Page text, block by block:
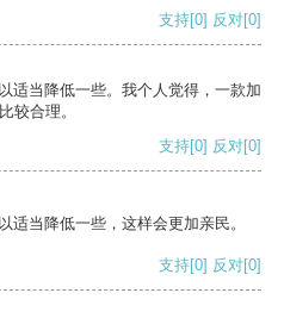
支持[0] 反对[0]
适当降低一些。我个人觉得，一款加
较合理。
支持[0] 反对[0]
适当降低一些，这样会更加亲民。
支持[0] 反对[0]